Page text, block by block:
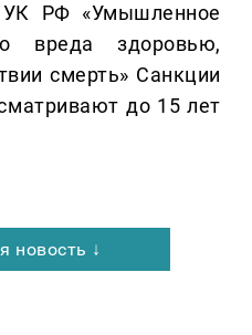
УК РФ «Умышленное
вреда здоровью,
смерть» Санкции
до 15 лет
новость ↓